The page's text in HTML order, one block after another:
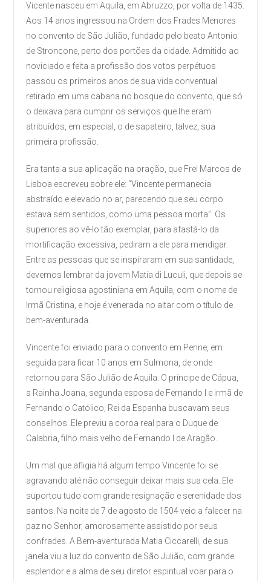
Vicente nasceu em Aquila, em Abruzzo, por volta de 1435.
Aos 14 anos ingressou na Ordem dos Frades Menores
no convento de São Julião, fundado pelo beato Antonio
de Stroncone, perto dos portões da cidade. Admitido ao
noviciado e feita a profissão dos votos perpétuos
passou os primeiros anos de sua vida conventual
retirado em uma cabana no bosque do convento, que só
o deixava para cumprir os serviços que lhe eram
atribuídos, em especial, o de sapateiro, talvez, sua
primeira profissão.
Era tanta a sua aplicação na oração, que Frei Marcos de
Lisboa escreveu sobre ele: “Vincente permanecia
abstraído e elevado no ar, parecendo que seu corpo
estava sem sentidos, como uma pessoa morta”. Os
superiores ao vê-lo tão exemplar, para afastá-lo da
mortificação excessiva, pediram a ele para mendigar.
Entre as pessoas que se inspiraram em sua santidade,
devemos lembrar da jovem Matía di Luculi, que depois se
tornou religiosa agostiniana em Aquila, com o nome de
Irmã Cristina, e hoje é venerada no altar com o título de
bem-aventurada.
Vincente foi enviado para o convento em Penne, em
seguida para ficar 10 anos em Sulmona, de onde
retornou para São Julião de Aquila. O príncipe de Cápua,
a Rainha Joana, segunda esposa de Fernando I e irmã de
Fernando o Católico, Rei da Espanha buscavam seus
conselhos. Ele previu a coroa real para o Duque de
Calabria, filho mais velho de Fernando I de Aragão.
Um mal que afligia há algum tempo Vincente foi se
agravando até não conseguir deixar mais sua cela. Ele
suportou tudo com grande resignação e serenidade dos
santos. Na noite de 7 de agosto de 1504 veio a falecer na
paz no Senhor, amorosamente assistido por seus
confrades. A Bem-aventurada Matia Ciccarelli, de sua
janela viu a luz do convento de São Julião, com grande
esplendor e a alma de seu diretor espiritual voar para o